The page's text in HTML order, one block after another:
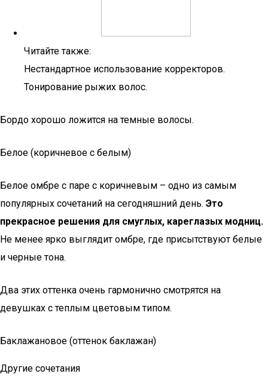
Читайте также:
Нестандартное использование корректоров.
Тонирование рыжих волос.
Бордо хорошо ложится на темные волосы.
Белое (коричневое с белым)
Белое омбре с паре с коричневым – одно из самым
популярных сочетаний на сегодняшний день. Это
прекрасное решения для смуглых, кареглазых модниц.
Не менее ярко выглядит омбре, где присытствуют белые
и черные тона.
Два этих оттенка очень гармонично смотрятся на
девушках с теплым цветовым типом.
Баклажановое (оттенок баклажан)
Другие сочетания